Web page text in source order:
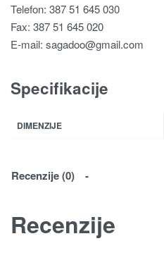
Telefon: 387 51 645 030
Fax: 387 51 645 020
E-mail: sagadoo@gmail.com
Specifikacije
DIMENZIJE
Recenzije (0)
Recenzije